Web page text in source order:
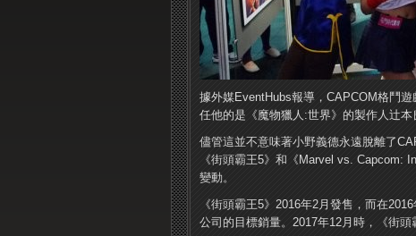
據外媒EventHubs報導，CAPCOM格鬥
任他的是《魔物獵人:世界》的製作人辻本
儘管這並不意味著小野義德永遠脫離了
《街頭霸王5》和《Marvel vs. Capcom:
變動。
《街頭霸王5》2016年2月發售，而在
公司的目標銷量。2017年12月時，《街頭